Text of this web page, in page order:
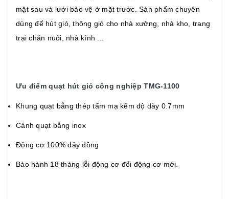
mặt sau và lưới bảo vệ ở mặt trước. Sản phẩm chuyên
dùng để hút gió, thông gió cho nhà xưởng, nhà kho, trang
trại chăn nuôi, nhà kính ...
Ưu điểm quạt hút gió công nghiệp TMG-1100
Khung quạt bằng thép tấm mạ kẽm độ dày 0.7mm
Cánh quạt bằng inox
Động cơ 100% dây đồng
Bảo hành 18 tháng lỗi động cơ đổi động cơ mới.